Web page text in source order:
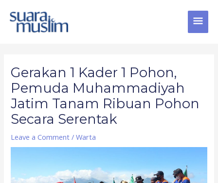
content
Gerakan 1 Kader 1 Pohon,
Pemuda Muhammadiyah
Jatim Tanam Ribuan Pohon
Secara Serentak
Leave a Comment /Warta